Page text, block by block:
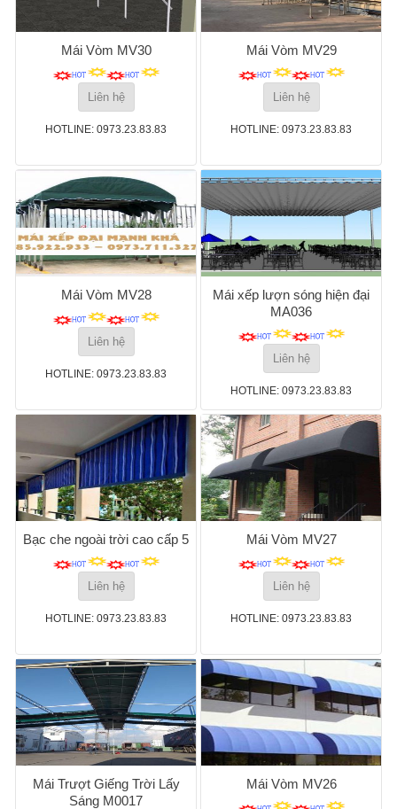
Mái Vòm MV30
Liên hệ
HOTLINE: 0973.23.83.83
Mái Vòm MV29
Liên hệ
HOTLINE: 0973.23.83.83
Mái Vòm MV28
Liên hệ
HOTLINE: 0973.23.83.83
Mái xếp lượn sóng hiện đại
MA036
Liên hệ
HOTLINE: 0973.23.83.83
Bạc che ngoài trời cao cấp 5
Liên hệ
HOTLINE: 0973.23.83.83
Mái Vòm MV27
Liên hệ
HOTLINE: 0973.23.83.83
Mái Trượt Giếng Trời Lấy
Sáng M0017
Mái Vòm MV26